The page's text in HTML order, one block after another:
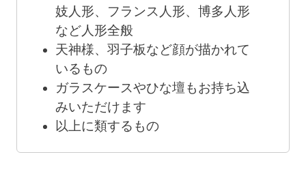
妓人形、フランス人形、博多人形
など人形全般
天神様、羽子板など顔が描かれて
いるもの
ガラスケースやひな壇もお持ち込
みいただけます
以上に類するもの